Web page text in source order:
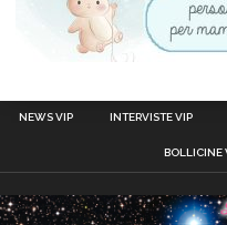
NEWS VIP INTERVISTE VIP
BOLLICINE